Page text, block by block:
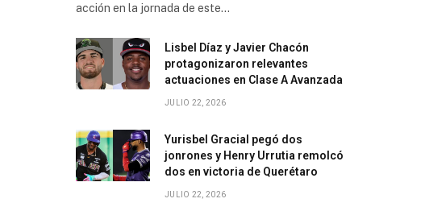
acción en la jornada de este…
Lisbel Díaz y Javier Chacón
protagonizaron relevantes
actuaciones en Clase A Avanzada
JULIO 22, 2026
Yurisbel Gracial pegó dos
jonrones y Henry Urrutia remolcó
dos en victoria de Querétaro
JULIO 22, 2026